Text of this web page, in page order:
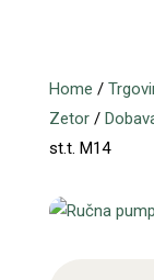
Home /
Zetor/
st.t. M14